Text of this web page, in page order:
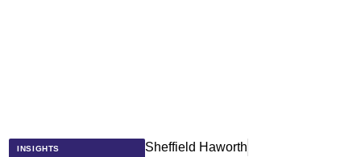
Sheffield Haworth
INSIGHTS